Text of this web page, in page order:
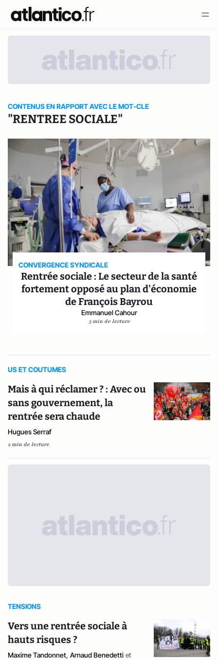
CONTENUS EN RAPPORT AVEC LE MOT-CLE
"RENTREE SOCIALE"
CONVERGENCE SYNDICALE
Rentrée sociale : Le secteur de la santé
fortement opposé au plan d'économie
de François Bayrou
Emmanuel Cahour
3 min de lecture
US ET COUTUMES
Mais à qui réclamer ? : Avec ou
sans gouvernement, la
rentrée sera chaude
Hugues Serraf
2 min de lecture
TENSIONS
Vers une rentrée sociale à
hauts risques ?
Maxime Tandonnet, Arnaud Benedetti et